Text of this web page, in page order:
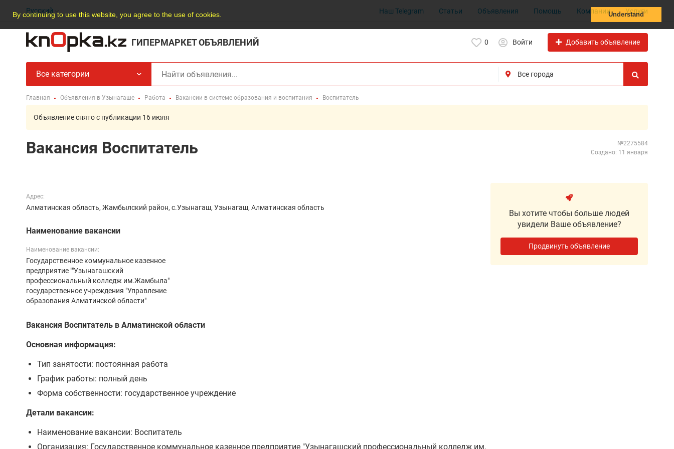
By continuing to use this website, you agree to the use of cookies. Understand
Русский Наш Telegram Статьи Объявления Помощь Компании Услуги
ГИПЕРМАРКЕТ ОБЪЯВЛЕНИЙ 0 Войти Добавить объявление
Все категории
Главная Объявления в Узынагаше Работа Вакансии в системе образования и воспитания Воспитатель
Объявление снято с публикации 16 июля
Вакансия Воспитатель
№2275584
Создано: 11 января
Адрес:
Алматинская область, Жамбылский район, с.Узынагаш, Узынагаш, Алматинская область
Наименование вакансии
Наименование вакансии:
Государственное коммунальное казенное
предприятие ""Узынагашский
профессиональный колледж им.Жамбыла"
государственное учреждения "Управление
образования Алматинской области"
Вакансия Воспитатель в Алматинской области
Основная информация:
Тип занятости: постоянная работа
График работы: полный день
Форма собственности: государственное учреждение
Детали вакансии:
Наименование вакансии: Воспитатель
Организация: Государственное коммунальное казенное предприятие "Узынагашский профессиональный колледж им.
Вы хотите чтобы больше людей
увидели Ваше объявление?
Продвинуть объявление